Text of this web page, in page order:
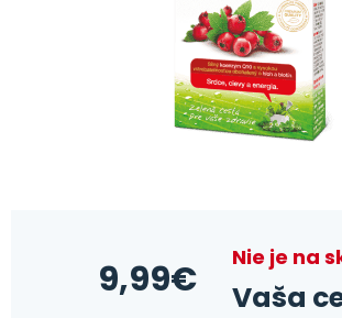
9,99€ Nie je na
Vaša